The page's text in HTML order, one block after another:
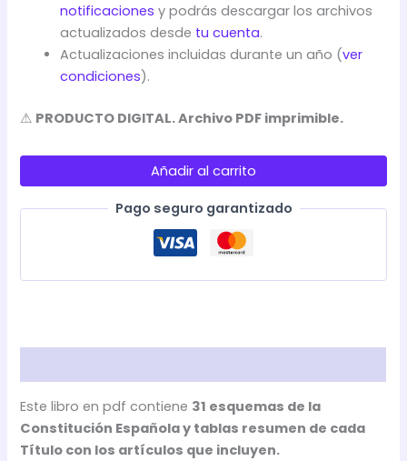
notificaciones y podrás descargar los archivos
actualizados desde tu cuenta.
Actualizaciones incluidas durante un año (ver
condiciones).
⚠ PRODUCTO DIGITAL. Archivo PDF imprimible.
ESPAÑOLA
-
Añadir al carrito
Pago seguro garantizado
Este libro en pdf contiene 31 esquemas de la
Constitución Española y tablas resumen de cada
Título con los artículos que incluyen.